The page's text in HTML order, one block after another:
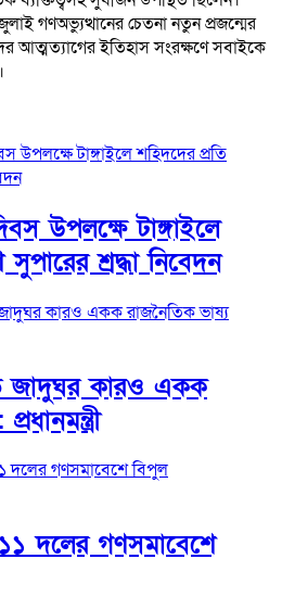
গণঅভ্যুত্থানের চেতনা নতুন প্রজন্মের
আত্মত্যাগের ইতিহাস সংরক্ষণে সবাইকে
উপলক্ষে টাঙ্গাইলে
শ্রদ্ধা নিবেদন
জাদুঘর কারও একক
দলের গণসমাবেশে